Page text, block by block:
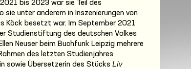
bis 2023 war sie Teil des
unter anderem in Inszenierungen von
Köck besetzt war. Im September 2021
Studienstiftung des deutschen Volkes
Neuser beim Buchfunk Leipzig mehrere
des letzten Studienjahres
sowie Übersetzerin des Stücks Liv